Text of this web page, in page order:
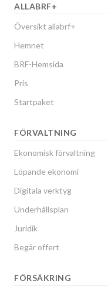
ALLABRF+
Översikt allabrf+
Hemnet
BRF-Hemsida
Pris
Startpaket
FÖRVALTNING
Ekonomisk förvaltning
Löpande ekonomi
Digitala verktyg
Underhållsplan
Juridik
Begär offert
FÖRSÄKRING